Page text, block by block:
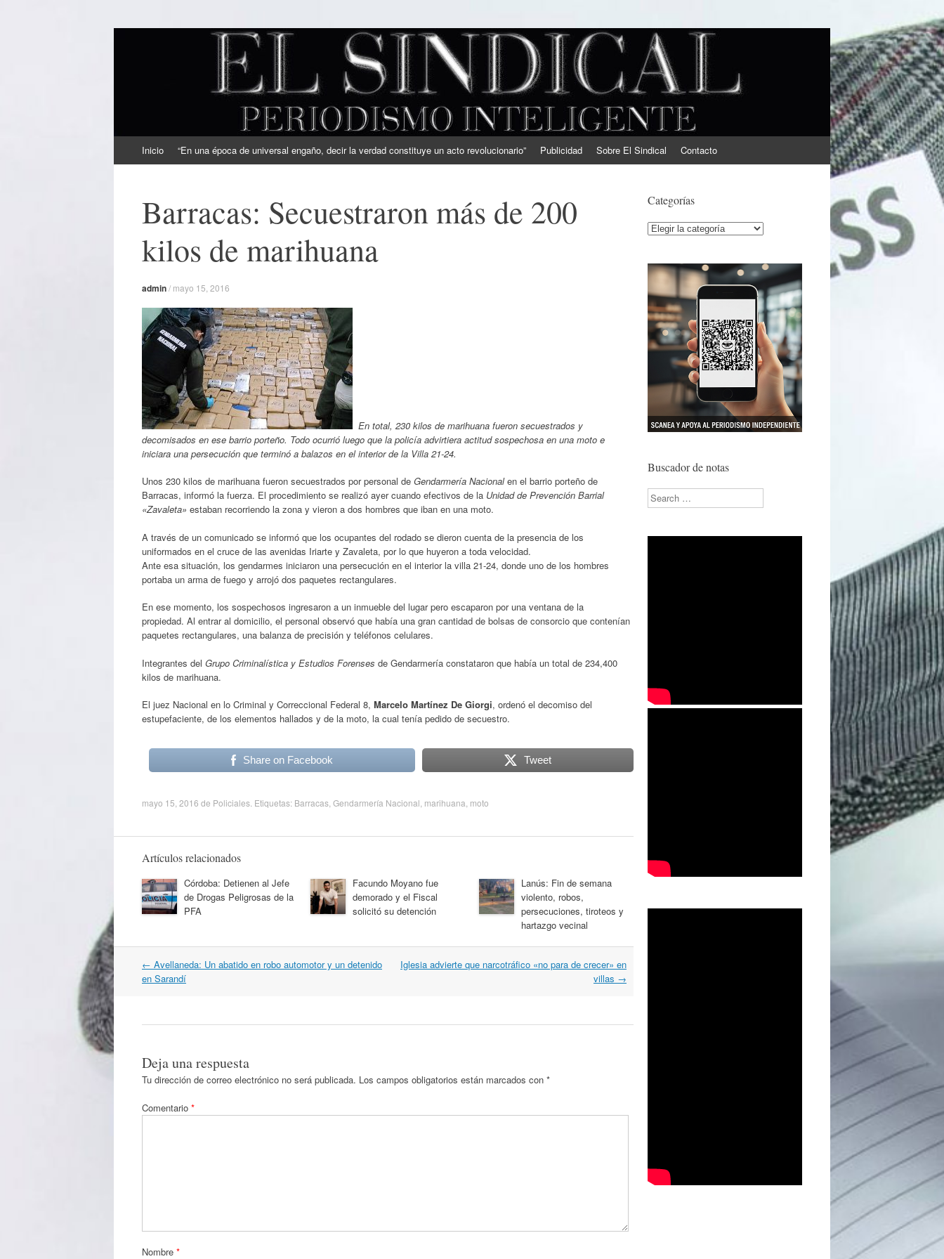
EL SINDICAL
Periodismo Inteligente
al
Inicio “En una época de universal engaño, decir la verdad constituye un acto revolucionario” Publicidad Sobre El Sindical Contacto
Barracas: Secuestraron más de 200
kilos de marihuana
admin/ mayo 15, 2016
En total, 230 kilos de marihuana fueron secuestrados y
decomisados en ese barrio porteño. Todo ocurrió luego que la policía advirtiera actitud sospechosa en una moto e
iniciara una persecución que terminó a balazos en el interior de la Villa 21-24.
Unos 230 kilos de marihuana fueron secuestrados por personal de Gendarmería Nacionalen el barrio porteño de
Barracas, informó la fuerza. El procedimiento se realizó ayer cuando efectivos de la Unidad de Prevención Barrial
«Zavaleta» estaban recorriendo la zona y vieron a dos hombres que iban en una moto.
A través de un comunicado se informó que los ocupantes del rodado se dieron cuenta de la presencia de los
uniformados en el cruce de las avenidas Iriarte y Zavaleta, por lo que huyeron a toda velocidad.
Ante esa situación, los gendarmes iniciaron una persecución en el interior la villa 21-24, donde uno de los hombres
portaba un arma de fuego y arrojó dos paquetes rectangulares.
En ese momento, los sospechosos ingresaron a un inmueble del lugar pero escaparon por una ventana de la
propiedad. Al entrar al domicilio, el personal observó que había una gran cantidad de bolsas de consorcio que contenían
paquetes rectangulares, una balanza de precisión y teléfonos celulares.
Integrantes del Grupo Criminalística y Estudios Forenses de Gendarmería constataron que había un total de 234,400
kilos de marihuana.
El juez Nacional en lo Criminal y Correccional Federal 8, Marcelo Martínez De Giorgi, ordenó el decomiso del
estupefaciente, de los elementos hallados y de la moto, la cual tenía pedido de secuestro.
Share on Facebook Tweet
mayo 15, 2016 de Policiales . Etiquetas: Barracas Gendarmería Nacional marihuana moto
Artículos relacionados
Córdoba: Detienen al Jefe
de Drogas Peligrosas de la
PFA
Facundo Moyano fue
demorado y el Fiscal
solicitó su detención
Lanús: Fin de semana
violento, robos,
persecuciones, tiroteos y
hartazgo vecinal
Navegación
por
← Avellaneda: Un abatido en robo automotor y un detenido
en Sarandí
Iglesia advierte que narcotráfico «no para de crecer» en
villas →
Deja una respuesta
Tu dirección de correo electrónico no será publicada. Los campos obligatorios están marcados con *
Comentario *
Nombre *
Categorías
Categorías
Buscador de notas
Search